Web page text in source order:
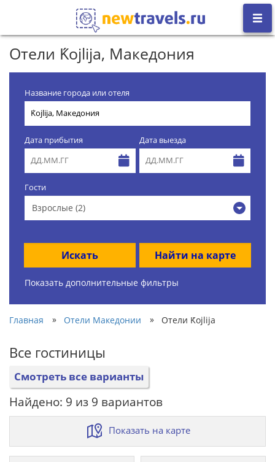
Отели Ḱojlija, Македония
Название города или отеля
Дата прибытия Дата выезда
Гости
Взрослые (2)
Искать Найти на карте
Показать дополнительные фильтры
Главная » Отели Македонии » Отели Ḱojlija
Все гостиницы
Смотреть все варианты
Найдено: 9 из 9 вариантов
Показать на карте